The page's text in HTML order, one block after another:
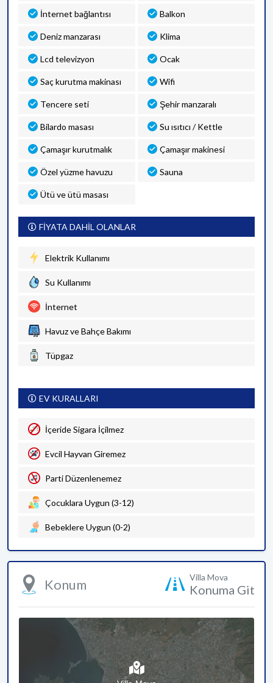
İnternet bağlantısı Balkon
Deniz manzarası Klima
Lcd televizyon Ocak
Saç kurutma makinası Wifi
Tencere seti Şehir manzaralı
Bilardo masası Su ısıtıcı / Kettle
Çamaşır kurutmalık Çamaşır makinesi
Özel yüzme havuzu Sauna
Ütü ve ütü masası
FİYATA DAHİL OLANLAR
Elektrik Kullanımı
Su Kullanımı
İnternet
Havuz ve Bahçe Bakımı
Tüpgaz
EV KURALLARI
İçeride Sigara İçilmez
Evcil Hayvan Giremez
Parti Düzenlenemez
Çocuklara Uygun (3-12)
Bebeklere Uygun (0-2)
Konum Villa Mova
Konuma Git